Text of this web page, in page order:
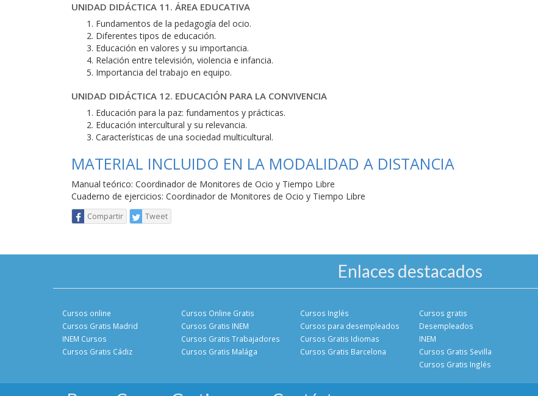
UNIDAD DIDÁCTICA 11. ÁREA EDUCATIVA
Fundamentos de la pedagogía del ocio.
Diferentes tipos de educación.
Educación en valores y su importancia.
Relación entre televisión, violencia e infancia.
Importancia del trabajo en equipo.
UNIDAD DIDÁCTICA 12. EDUCACIÓN PARA LA CONVIVENCIA
Educación para la paz: fundamentos y prácticas.
Educación intercultural y su relevancia.
Características de una sociedad multicultural.
MATERIAL INCLUIDO EN LA MODALIDAD A DISTANCIA
Manual teórico: Coordinador de Monitores de Ocio y Tiempo Libre
Cuaderno de ejercicios: Coordinador de Monitores de Ocio y Tiempo Libre
Compartir Tweet
Enlaces destacados
Cursos online
Cursos Gratis Madrid
INEM Cursos
Cursos Gratis Cádiz
Cursos Online Gratis
Cursos Gratis INEM
Cursos Gratis Trabajadores
Cursos Gratis Malága
Cursos Inglés
Cursos para desempleados
Cursos Gratis Idiomas
Cursos Gratis Barcelona
Cursos gratis
Desempleados
INEM
Cursos Gratis Sevilla
Cursos Gratis Inglés